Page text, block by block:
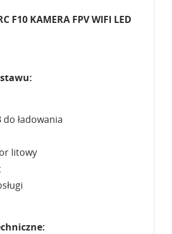
F10 KAMERA FPV WIFI LED
do ładowania
litowy